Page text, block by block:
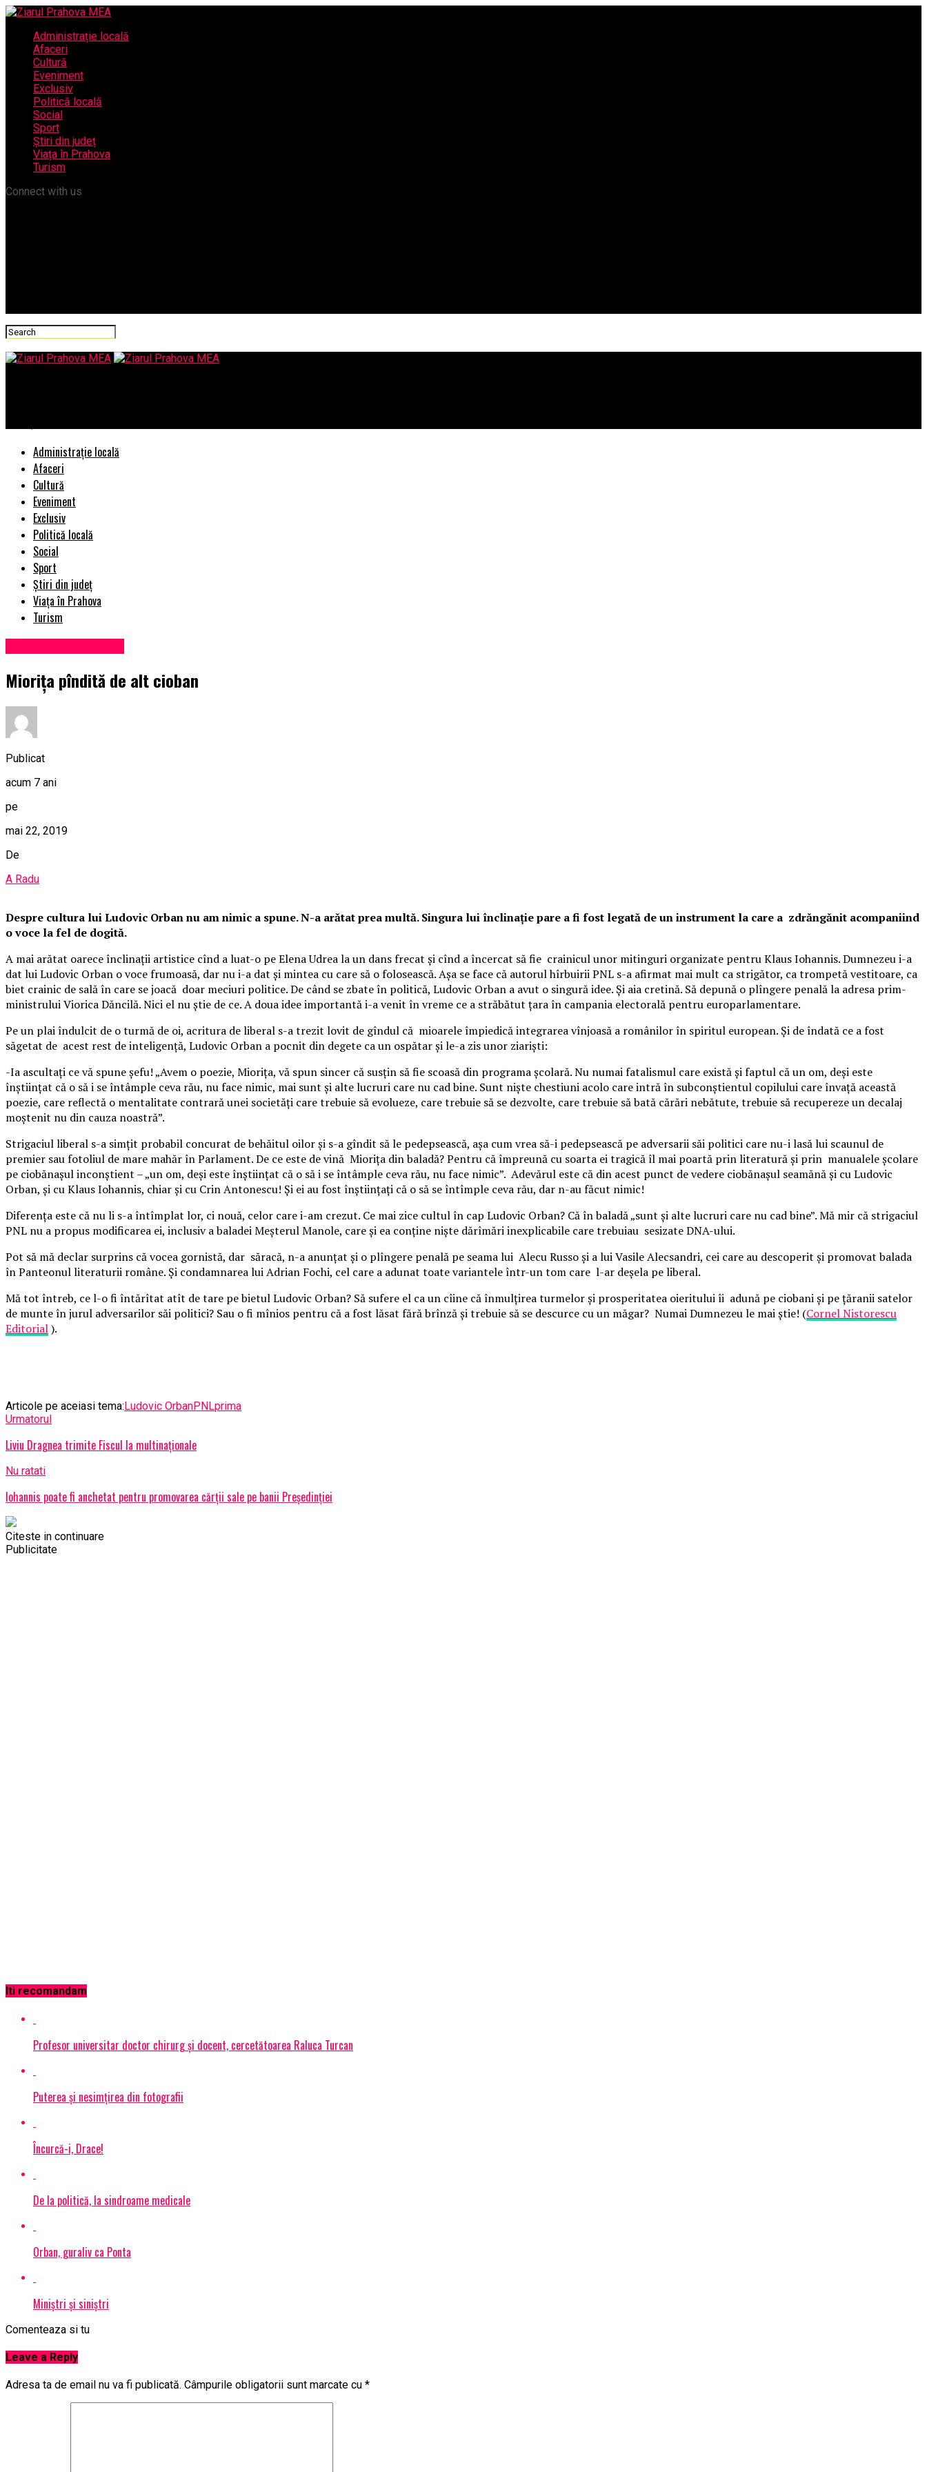
Administrație locală
Afaceri
Cultură
Eveniment
Exclusiv
Politică locală
Social
Sport
Știri din județ
Viața în Prahova
Turism
Connect with us
Administrație locală
Afaceri
Cultură
Eveniment
Exclusiv
Politică locală
Social
Sport
Știri din județ
Viața în Prahova
Turism
Miorița pîndită de alt cioban
Publicat
acum 7 ani
pe
mai 22, 2019
De
A Radu
Despre cultura lui Ludovic Orban nu am nimic a spune. N-a arătat prea multă. Singura lui înclinație pare a fi fost legată de un instrument la care a zdrăngănit acompaniind
o voce la fel de dogită.
A mai arătat oarece înclinații artistice cînd a luat-o pe Elena Udrea la un dans frecat și cînd a încercat să fie crainicul unor mitinguri organizate pentru Klaus Iohannis. Dumnezeu i-a
dat lui Ludovic Orban o voce frumoasă, dar nu i-a dat și mintea cu care să o folosească. Așa se face că autorul hîrbuirii PNL s-a afirmat mai mult ca strigător, ca trompetă vestitoare, ca
biet crainic de sală în care se joacă doar meciuri politice. De când se zbate în politică, Ludovic Orban a avut o singură idee. Și aia cretină. Să depună o plîngere penală la adresa prim-
ministrului Viorica Dăncilă. Nici el nu știe de ce. A doua idee importantă i-a venit în vreme ce a străbătut țara în campania electorală pentru europarlamentare.
Pe un plai îndulcit de o turmă de oi, acritura de liberal s-a trezit lovit de gîndul că mioarele împiedică integrarea vînjoasă a românilor în spiritul european. Și de îndată ce a fost
săgetat de acest rest de inteligență, Ludovic Orban a pocnit din degete ca un ospătar și le-a zis unor ziariști:
-Ia ascultați ce vă spune șefu! „Avem o poezie, Miorița, vă spun sincer că susțin să fie scoasă din programa școlară. Nu numai fatalismul care există și faptul că un om, deși este
înștiințat că o să i se întâmple ceva rău, nu face nimic, mai sunt și alte lucruri care nu cad bine. Sunt niște chestiuni acolo care intră în subconștientul copilului care învață această
poezie, care reflectă o mentalitate contrară unei societăți care trebuie să evolueze, care trebuie să se dezvolte, care trebuie să bată cărări nebătute, trebuie să recupereze un decalaj
moștenit nu din cauza noastră”.
Strigaciul liberal s-a simțit probabil concurat de behăitul oilor și s-a gîndit să le pedepsească, așa cum vrea să-i pedepsească pe adversarii săi politici care nu-i lasă lui scaunul de
premier sau fotoliul de mare mahăr în Parlament. De ce este de vină Miorița din baladă? Pentru că împreună cu soarta ei tragică îl mai poartă prin literatură și prin manualele școlare
pe ciobănașul inconștient – „un om, deși este înștiințat că o să i se întâmple ceva rău, nu face nimic”. Adevărul este că din acest punct de vedere ciobănașul seamănă și cu Ludovic
Orban, și cu Klaus Iohannis, chiar și cu Crin Antonescu! Și ei au fost înștiințați că o să se întîmple ceva rău, dar n-au făcut nimic!
Diferența este că nu li s-a întîmplat lor, ci nouă, celor care i-am crezut. Ce mai zice cultul în cap Ludovic Orban? Că în baladă „sunt și alte lucruri care nu cad bine”. Mă mir că strigaciul
PNL nu a propus modificarea ei, inclusiv a baladei Meșterul Manole, care și ea conține niște dărîmări inexplicabile care trebuiau sesizate DNA-ului.
Pot să mă declar surprins că vocea gornistă, dar săracă, n-a anunțat și o plîngere penală pe seama lui Alecu Russo și a lui Vasile Alecsandri, cei care au descoperit și promovat balada
în Panteonul literaturii române. Și condamnarea lui Adrian Fochi, cel care a adunat toate variantele într-un tom care l-ar deșela pe liberal.
Mă tot întreb, ce l-o fi întărîtat atît de tare pe bietul Ludovic Orban? Să sufere el ca un cîine că înmulțirea turmelor și prosperitatea oieritului îi adună pe ciobani și pe țăranii satelor
de munte în jurul adversarilor săi politici? Sau o fi mînios pentru că a fost lăsat fără brînză și trebuie să se descurce cu un măgar? Numai Dumnezeu le mai știe! (Cornel Nistorescu
Editorial).
Articole pe aceiasi tema:Ludovic OrbanPNLprima
Urmatorul
Liviu Dragnea trimite Fiscul la multinaţionale
Nu ratati
Iohannis poate fi anchetat pentru promovarea cărţii sale pe banii Preşedinţiei
Citeste in continuare
Publicitate
Iti recomandam
Profesor universitar doctor chirurg şi docent, cercetătoarea Raluca Turcan
Puterea și nesimțirea din fotografii
Încurcă-i, Drace!
De la politică, la sindroame medicale
Orban, guraliv ca Ponta
Miniştri şi siniştri
Comenteaza si tu
Leave a Reply
Adresa ta de email nu va fi publicată. Câmpurile obligatorii sunt marcate cu *